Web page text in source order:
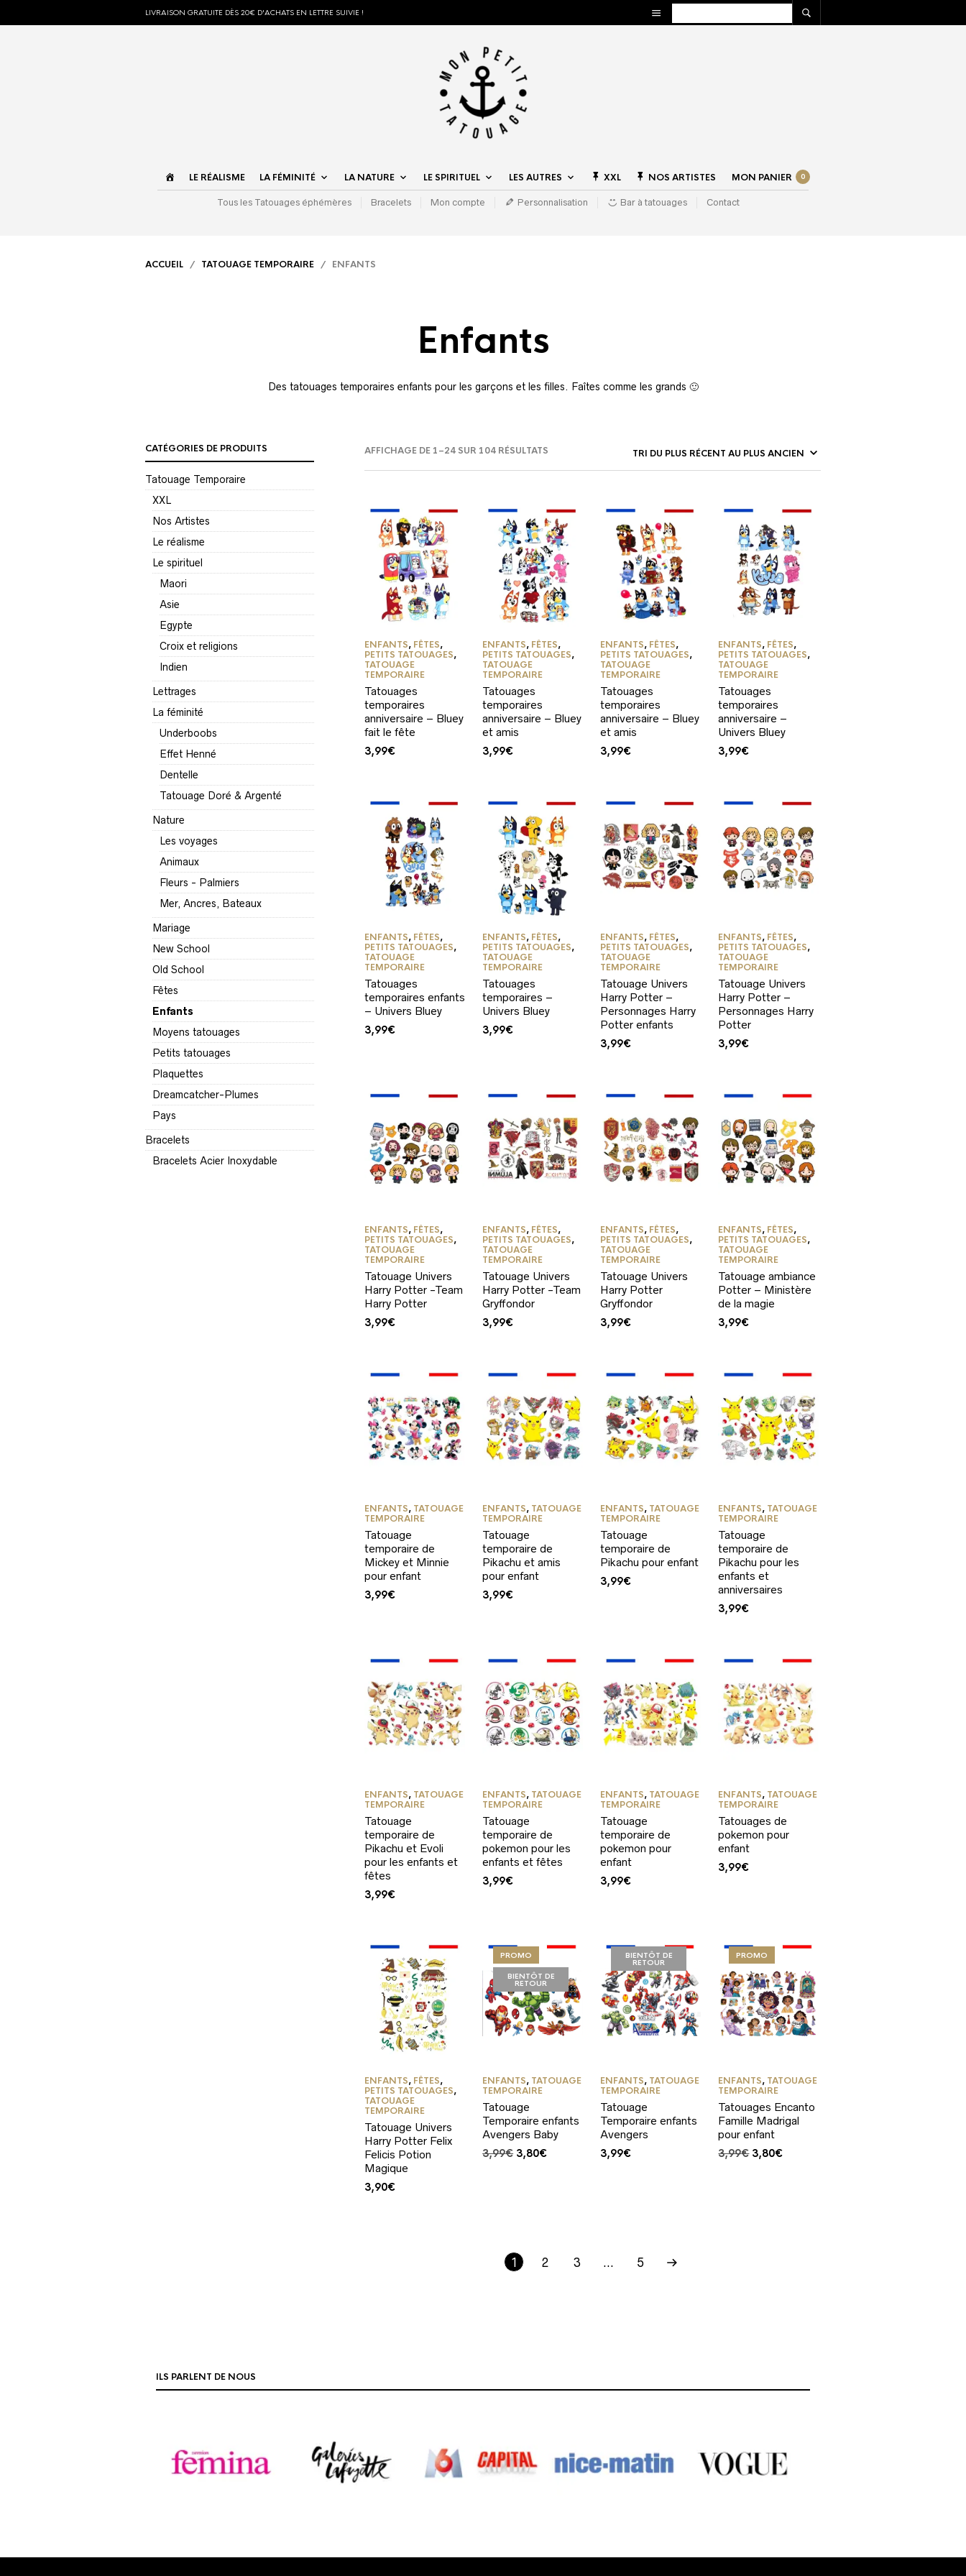
LIVRAISON GRATUITE DÈS 20€ D'ACHATS EN LETTRE SUIVIE !
ACCUEIL
LE RÉALISME LA FÉMINITÉ LA NATURE LE SPIRITUEL LES AUTRES XXL NOS ARTISTES MON PANIER 0
Tous les Tatouages éphémères Bracelets Mon compte Personnalisation Bar à tatouages Contact
ACCUEIL / TATOUAGE TEMPORAIRE / ENFANTS
Enfants
Des tatouages temporaires enfants pour les garçons et les filles. Faîtes comme les grands 🙂
AFFICHAGE DE 1–24 SUR 104 RÉSULTATS
PLUS
PLUS
ANCIEN
CATÉGORIES DE PRODUITS
Tatouage Temporaire
XXL
Nos Artistes
Le réalisme
Le spirituel
Maori
Asie
Egypte
Croix et religions
Indien
Lettrages
La féminité
Underboobs
Effet Henné
Dentelle
Tatouage Doré & Argenté
Nature
Les voyages
Animaux
Fleurs - Palmiers
Mer, Ancres, Bateaux
Mariage
New School
Old School
Fêtes
Enfants
Moyens tatouages
Petits tatouages
Plaquettes
Dreamcatcher-Plumes
Pays
Bracelets
Bracelets Acier Inoxydable
ENFANTS, FÊTES,
PETITS TATOUAGES,
TATOUAGE
TEMPORAIRE
Tatouages
temporaires
anniversaire – Bluey
fait le fête
3,99€
ENFANTS, FÊTES,
PETITS TATOUAGES,
TATOUAGE
TEMPORAIRE
Tatouages
temporaires
anniversaire – Bluey
et amis
3,99€
ENFANTS, FÊTES,
PETITS TATOUAGES,
TATOUAGE
TEMPORAIRE
Tatouages
temporaires
anniversaire – Bluey
et amis
3,99€
ENFANTS, FÊTES,
PETITS TATOUAGES,
TATOUAGE
TEMPORAIRE
Tatouages
temporaires
anniversaire –
Univers Bluey
3,99€
ENFANTS, FÊTES,
PETITS TATOUAGES,
TATOUAGE
TEMPORAIRE
Tatouages
temporaires enfants
– Univers Bluey
3,99€
ENFANTS, FÊTES,
PETITS TATOUAGES,
TATOUAGE
TEMPORAIRE
Tatouages
temporaires –
Univers Bluey
3,99€
ENFANTS, FÊTES,
PETITS TATOUAGES,
TATOUAGE
TEMPORAIRE
Tatouage Univers
Harry Potter –
Personnages Harry
Potter enfants
3,99€
ENFANTS, FÊTES,
PETITS TATOUAGES,
TATOUAGE
TEMPORAIRE
Tatouage Univers
Harry Potter –
Personnages Harry
Potter
3,99€
ENFANTS, FÊTES,
PETITS TATOUAGES,
TATOUAGE
TEMPORAIRE
Tatouage Univers
Harry Potter -Team
Harry Potter
3,99€
ENFANTS, FÊTES,
PETITS TATOUAGES,
TATOUAGE
TEMPORAIRE
Tatouage Univers
Harry Potter -Team
Gryffondor
3,99€
ENFANTS, FÊTES,
PETITS TATOUAGES,
TATOUAGE
TEMPORAIRE
Tatouage Univers
Harry Potter
Gryffondor
3,99€
ENFANTS, FÊTES,
PETITS TATOUAGES,
TATOUAGE
TEMPORAIRE
Tatouage ambiance
Potter – Ministère
de la magie
3,99€
ENFANTS, TATOUAGE
TEMPORAIRE
Tatouage
temporaire de
Mickey et Minnie
pour enfant
3,99€
ENFANTS, TATOUAGE
TEMPORAIRE
Tatouage
temporaire de
Pikachu et amis
pour enfant
3,99€
ENFANTS, TATOUAGE
TEMPORAIRE
Tatouage
temporaire de
Pikachu pour enfant
3,99€
ENFANTS, TATOUAGE
TEMPORAIRE
Tatouage
temporaire de
Pikachu pour les
enfants et
anniversaires
3,99€
ENFANTS, TATOUAGE
TEMPORAIRE
Tatouage
temporaire de
Pikachu et Evoli
pour les enfants et
fêtes
3,99€
ENFANTS, TATOUAGE
TEMPORAIRE
Tatouage
temporaire de
pokemon pour les
enfants et fêtes
3,99€
ENFANTS, TATOUAGE
TEMPORAIRE
Tatouage
temporaire de
pokemon pour
enfant
3,99€
ENFANTS, TATOUAGE
TEMPORAIRE
Tatouages de
pokemon pour
enfant
3,99€
ENFANTS, FÊTES,
PETITS TATOUAGES,
TATOUAGE
TEMPORAIRE
Tatouage Univers
Harry Potter Felix
Felicis Potion
Magique
3,90€
PROMO
BIENTÔT DE
RETOUR
ENFANTS, TATOUAGE
TEMPORAIRE
Tatouage
Temporaire enfants
Avengers Baby
3,99€ Le
3,80€Le
BIENTÔT DE
RETOUR
ENFANTS, TATOUAGE
TEMPORAIRE
Tatouage
Temporaire enfants
Avengers
3,99€
PROMO
ENFANTS, TATOUAGE
TEMPORAIRE
Tatouages Encanto
Famille Madrigal
pour enfant
3,99€ Le
3,80€Le
1 2 3 … 5
ILS PARLENT DE NOUS